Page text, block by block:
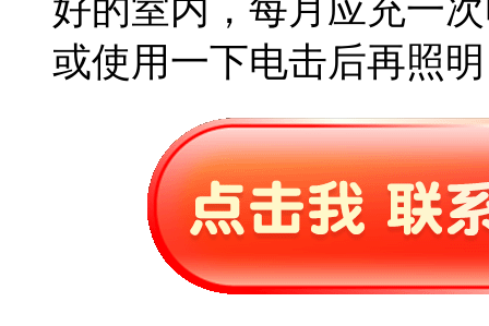
好的室内，每月应充一
或使用一下电击后再照